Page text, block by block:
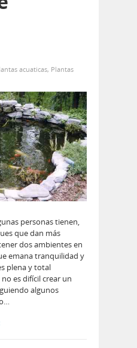
acuaticas, Plantas
personas tienen,
que dan más
dos ambientes en
emana tranquilidad y
plena y total
es difícil crear un
algunos